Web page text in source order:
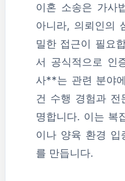
이혼 소송은 가사
아니라, 의뢰인의
밀한 접근이 필요
서 공식적으로 인
사**는 관련 분야
건 수행 경험과 전
명합니다. 이는 복
이나 양육 환경 입
를 만듭니다.